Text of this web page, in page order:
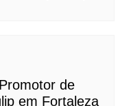
de
em Fortaleza